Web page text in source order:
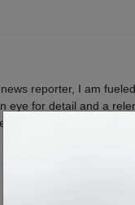
reporter, I am
eye for detail and a
and engages